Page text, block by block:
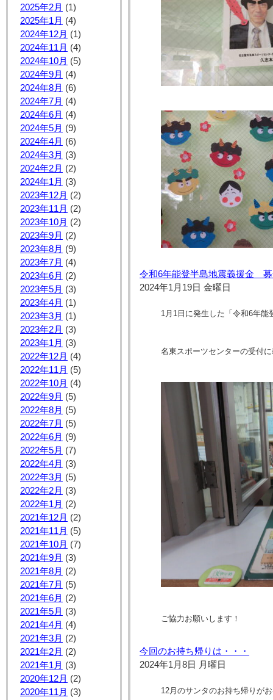
2025年2月 (1)
2025年1月 (4)
2024年12月 (1)
2024年11月 (4)
2024年10月 (5)
2024年9月 (4)
2024年8月 (6)
2024年7月 (4)
2024年6月 (4)
2024年5月 (9)
2024年4月 (6)
2024年3月 (3)
2024年2月 (2)
2024年1月 (3)
2023年12月 (2)
2023年11月 (2)
2023年10月 (2)
2023年9月 (2)
2023年8月 (9)
2023年7月 (4)
2023年6月 (2)
2023年5月 (3)
2023年4月 (1)
2023年3月 (1)
2023年2月 (3)
2023年1月 (3)
2022年12月 (4)
2022年11月 (5)
2022年10月 (4)
2022年9月 (5)
2022年8月 (5)
2022年7月 (5)
2022年6月 (9)
2022年5月 (7)
2022年4月 (3)
2022年3月 (5)
2022年2月 (3)
2022年1月 (2)
2021年12月 (2)
2021年11月 (5)
2021年10月 (7)
2021年9月 (3)
2021年8月 (2)
2021年7月 (5)
2021年6月 (2)
2021年5月 (3)
2021年4月 (4)
2021年3月 (2)
2021年2月 (2)
2021年1月 (3)
2020年12月 (2)
2020年11月 (3)
令和6年能登半島地震義援金
2024年1月19日 金曜日
1月1日に発生した「令和6年
名東スポーツセンターの受付
ご協力お願いします！
今回のお持ち帰りは・・・
2024年1月8日 月曜日
12月のサンタのお持ち帰りが